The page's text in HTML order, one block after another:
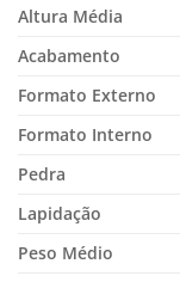
Altura Média
Acabamento
Formato Externo
Formato Interno
Pedra
Lapidação
Peso Médio